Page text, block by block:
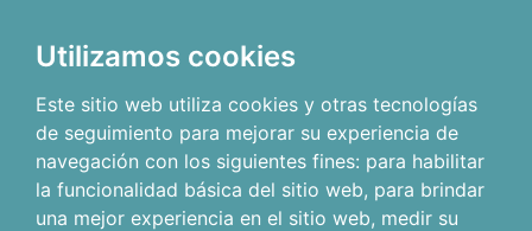
Utilizamos cookies
Este sitio web utiliza cookies y otras tecnologías
de seguimiento para mejorar su experiencia de
navegación con los siguientes fines: para habilitar
la funcionalidad básica del sitio web, para brindar
una mejor experiencia en el sitio web, medir su